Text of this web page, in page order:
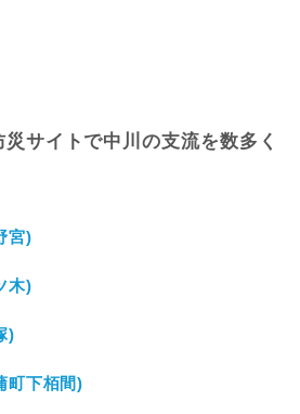
サイトで中川の支流を数多く
宮)
木)
)
町下栢間)